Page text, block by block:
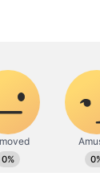
அவர்,